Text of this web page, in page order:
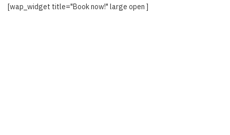
[wap_widget title="Book now!" large open ]